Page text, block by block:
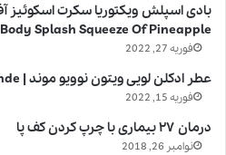
Body Splash Squeeze Of Pineapple
فوریه 27, 2022
عطر ادکلن لویی ویتون نوویو موند | Louis Vuitton Nouveau Monde
فوریه 15, 2022
درمان ۲۷ بیماری با چرپ کردن کف پا
نوامبر 26, 2018